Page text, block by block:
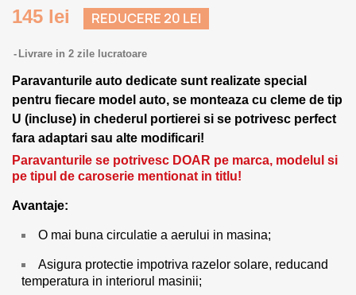
145 lei REDUCERE 20 LEI
Livrare in 2 zile lucratoare
Paravanturile auto dedicate sunt realizate special
pentru fiecare model auto, se monteaza cu cleme de tip
U (incluse) in chederul portierei si se potrivesc perfect
fara adaptari sau alte modificari!
Paravanturile se potrivesc DOAR pe marca, modelul si
pe tipul de caroserie mentionat in titlu!
Avantaje:
O mai buna circulatie a aerului in masina;
Asigura protectie impotriva razelor solare, reducand
temperatura in interiorul masinii;